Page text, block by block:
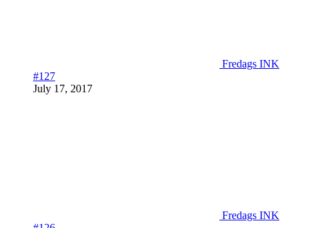
Fredags INK
#127
July 17, 2017
Fredags INK